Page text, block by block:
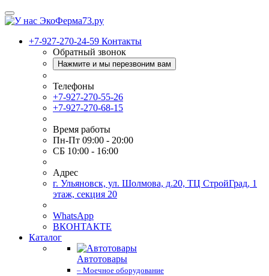
+7-927-270-24-59 Контакты
Обратный звонок
Нажмите и мы перезвоним вам
Телефоны
+7-927-270-55-26
+7-927-270-68-15
Время работы
Пн-Пт 09:00 - 20:00
СБ 10:00 - 16:00
Адрес
г. Ульяновск, ул. Шолмова, д.20, ТЦ СтройГрад, 1
этаж, секция 20
WhatsApp
ВКОНТАКТЕ
Каталог
Автотовары
– Моечное оборудование